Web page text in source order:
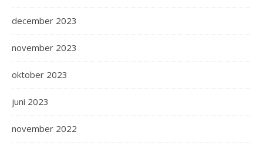
december 2023
november 2023
oktober 2023
juni 2023
november 2022